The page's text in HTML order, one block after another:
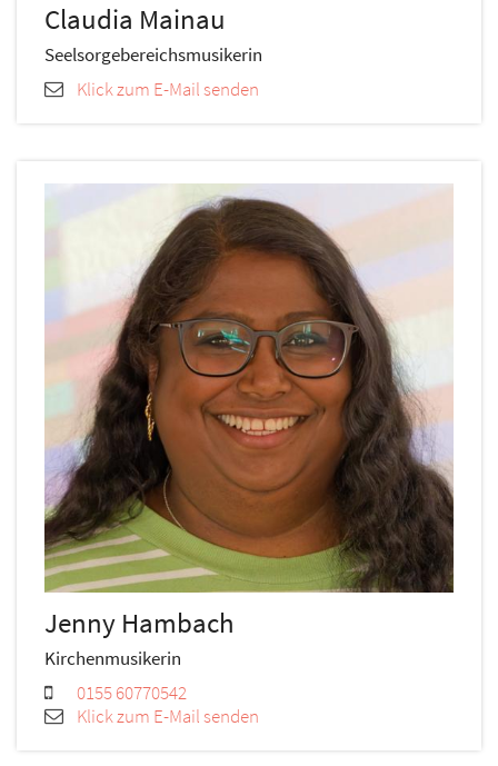
Claudia Mainau
Seelsorgebereichsmusikerin
Klick zum E-Mail senden
Jenny Hambach
Kirchenmusikerin
0155 60770542
Klick zum E-Mail senden